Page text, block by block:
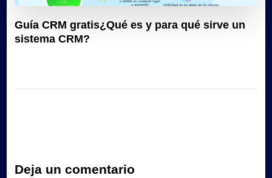
Guía CRM gratis¿Qué es y para qué sirve un
sistema CRM?
Deja un comentario